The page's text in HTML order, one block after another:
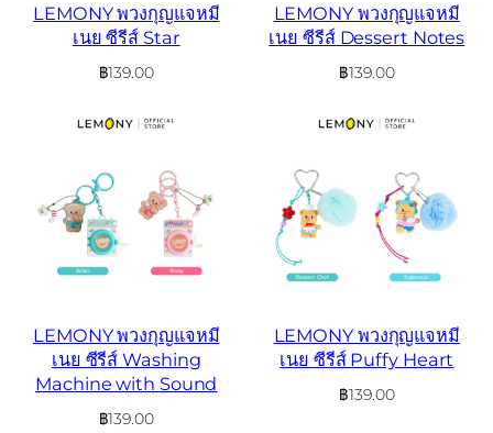
LEMONY พวงกุญแจหมี
เนย ซีรีส์ Star
฿139.00
LEMONY พวงกุญแจหมี
เนย ซีรีส์ Dessert Notes
฿139.00
LEMONY พวงกุญแจหมี
เนย ซีรีส์ Washing
Machine with Sound
฿139.00
LEMONY พวงกุญแจหมี
เนย ซีรีส์ Puffy Heart
฿139.00